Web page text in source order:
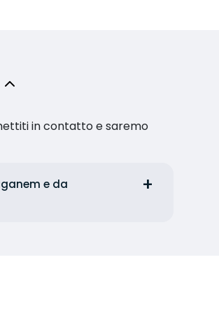
in contatto e saremo
e da